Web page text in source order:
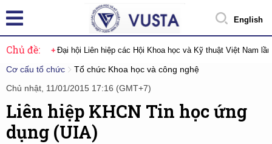
English
Chủ đề: Đại hội Liên hiệp các Hội Khoa học và Kỹ thuật Việt Nam
Cơ cấu tổ chức
Tổ chức Khoa học và công nghệ
Chủ nhật, 11/01/2015 17:16 (GMT+7)
Liên hiệp KHCN Tin học ứng
dụng (UIA)